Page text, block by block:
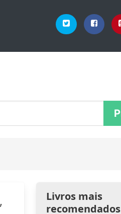
Livros mais
recomendados